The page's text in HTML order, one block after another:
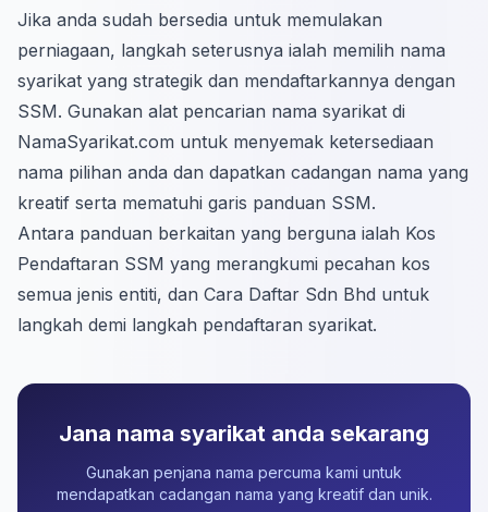
Jika anda sudah bersedia untuk memulakan
perniagaan, langkah seterusnya ialah memilih nama
syarikat yang strategik dan mendaftarkannya dengan
SSM. Gunakan alat pencarian nama syarikat di
NamaSyarikat.com untuk menyemak ketersediaan
nama pilihan anda dan dapatkan cadangan nama yang
kreatif serta mematuhi garis panduan SSM.
Antara panduan berkaitan yang berguna ialah Kos
Pendaftaran SSM yang merangkumi pecahan kos
semua jenis entiti, dan Cara Daftar Sdn Bhd untuk
langkah demi langkah pendaftaran syarikat.
Jana nama syarikat anda sekarang
Gunakan penjana nama percuma kami untuk
mendapatkan cadangan nama yang kreatif dan unik.